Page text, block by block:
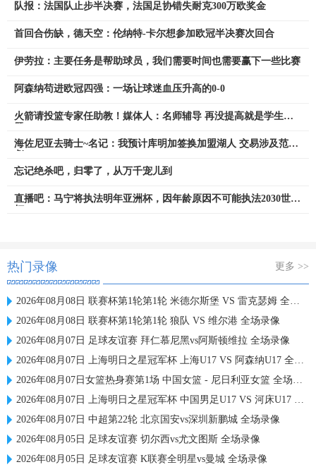
队报：法国队止步半决赛，法国足协错失耐克300万欧奖金
首回合伤缺，德天空：伦纳特-卡尔想参加欧冠半决赛次回合
伊劳拉：主要任务是帮助球员，我们需要时间也需要赢下一些比赛
阿森纳苟进欧冠四强：一场让球迷血压升高的0-0
火箭请投篮专家任助教！媒体人：名师辅导 再没提高就是学生问
海佐尼亚去骑士~名记：我预计库明加签换加盟湖人 交易涉及范德
忘记绝杀吧，归零了，从万千宠儿到
直播吧：马宁将执法明年亚洲杯，因年龄原因不可能执法2030世界
热门录像 更多 >>
2026年08月08日 联赛杯第1轮第1轮 米德尔斯堡 VS 雷克瑟姆 全场录像
2026年08月08日 联赛杯第1轮第1轮 狼队 VS 维尔港 全场录像
2026年08月07日 足球友谊赛 拜仁慕尼黑vs阿斯顿维拉 全场录像
2026年08月07日 上海明日之星冠军杯 上海U17 VS 阿森纳U17 全场录像
2026年08月07日女篮热身赛第1场 中国女篮 - 尼日利亚女篮 全场录像
2026年08月07日 上海明日之星冠军杯 中国男足U17 VS 河床U17 全场录像
2026年08月07日 中超第22轮 北京国安vs深圳新鹏城 全场录像
2026年08月05日 足球友谊赛 切尔西vs尤文图斯 全场录像
2026年08月05日 足球友谊赛 K联赛全明星vs曼城 全场录像